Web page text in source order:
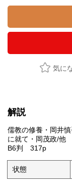
気に
解説
儒教の修養・岡井
に就て・岡茂政/他
B6判 317p
状態